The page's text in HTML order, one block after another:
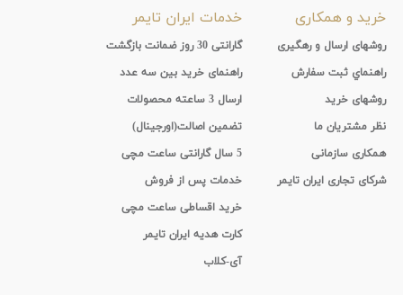
خرید و همکاری
روشهای ارسال و رهگیری
راهنماي ثبت سفارش
روشهای خرید
نظر مشتریان ما
همکاری سازمانی
شرکای تجاری ایران تایمر
خدمات ایران تایمر
گارانتی 30 روز ضمانت بازگشت
راهنمای خرید بین سه عدد
ارسال 3 ساعته محصولات
تضمین اصالت(اورجینال)
5 سال گارانتی ساعت مچی
خدمات پس از فروش
خرید اقساطی ساعت مچی
کارت هدیه ایران تایمر
آی-کلاب